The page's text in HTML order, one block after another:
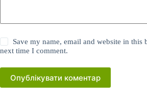
Save my name, email and website in this
next time I comment.
Опублікувати коментар